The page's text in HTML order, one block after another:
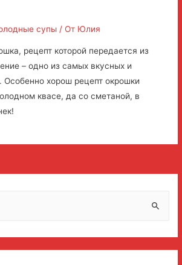
супы / От Юлия
рецепт которой передается из
– одно из самых вкусных и
Особенно хорош рецепт окрошки
квасе, да со сметаной, в